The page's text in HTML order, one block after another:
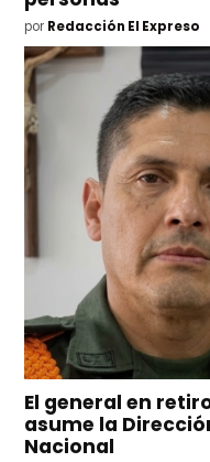
por Redacción El Expreso
El general en
asume la
Nacional